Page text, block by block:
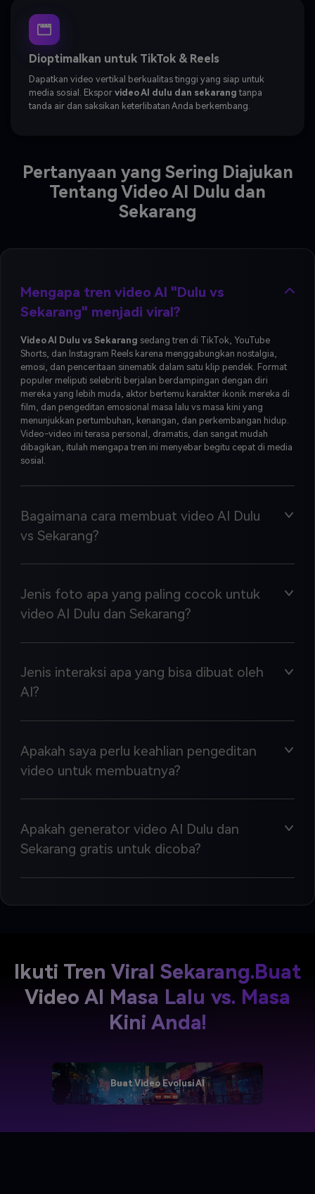
Dioptimalkan untuk TikTok & Reels
Dapatkan video vertikal berkualitas tinggi yang siap untuk
media sosial. Ekspor video AI dulu dan sekarang tanpa
tanda air dan saksikan keterlibatan Anda berkembang.
Pertanyaan yang Sering Diajukan
Tentang Video AI Dulu dan
Sekarang
Mengapa tren video AI "Dulu vs
Sekarang" menjadi viral?
Video AI Dulu vs Sekarang sedang tren di TikTok, YouTube
Shorts, dan Instagram Reels karena menggabungkan nostalgia,
emosi, dan penceritaan sinematik dalam satu klip pendek. Format
populer meliputi selebriti berjalan berdampingan dengan diri
mereka yang lebih muda, aktor bertemu karakter ikonik mereka di
film, dan pengeditan emosional masa lalu vs masa kini yang
menunjukkan pertumbuhan, kenangan, dan perkembangan hidup.
Video-video ini terasa personal, dramatis, dan sangat mudah
dibagikan, itulah mengapa tren ini menyebar begitu cepat di media
sosial.
Bagaimana cara membuat video AI Dulu
vs Sekarang?
Jenis foto apa yang paling cocok untuk
video AI Dulu dan Sekarang?
Jenis interaksi apa yang bisa dibuat oleh
AI?
Apakah saya perlu keahlian pengeditan
video untuk membuatnya?
Apakah generator video AI Dulu dan
Sekarang gratis untuk dicoba?
Ikuti Tren Viral Sekarang.Buat
Video AI Masa Lalu vs. Masa
Kini Anda!
Buat Video Evolusi AI